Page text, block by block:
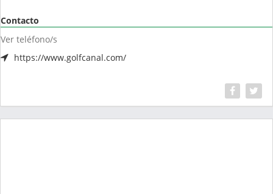
Contacto
Ver teléfono/s
https://www.golfcanal.com/